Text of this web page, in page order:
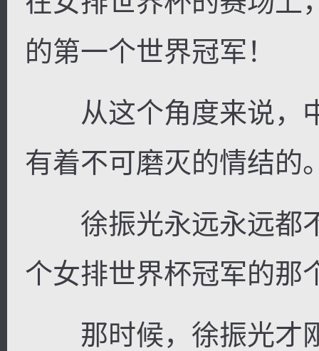
的第一个世界冠军！
从这个角度来说，
有着不可磨灭的情结的
徐振光永远永远都
个女排世界杯冠军的
那时候，徐振光才